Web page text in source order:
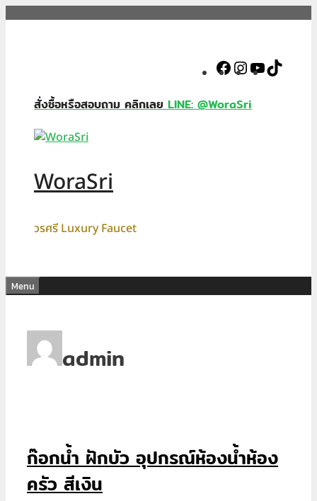
Facebook
Instagram
YouTube
สั่งซื้อหรือสอบถาม คลิกเลยLINE: @WoraSri
WoraSri
วรศรี Luxury Faucet
Menu
admin
ก๊อกน้ำ ฝักบัว อุปกรณ์ห้องน้ำห้อง
ครัว สีเงิน